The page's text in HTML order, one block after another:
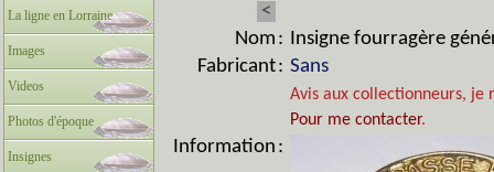
La ligne en Lorraine
Images
Videos
Photos d'époque
Insignes
<
Nom : Insigne fourragère
Fabricant: Sans
Avis aux collectionneurs,
Pour me contacter.
Information :